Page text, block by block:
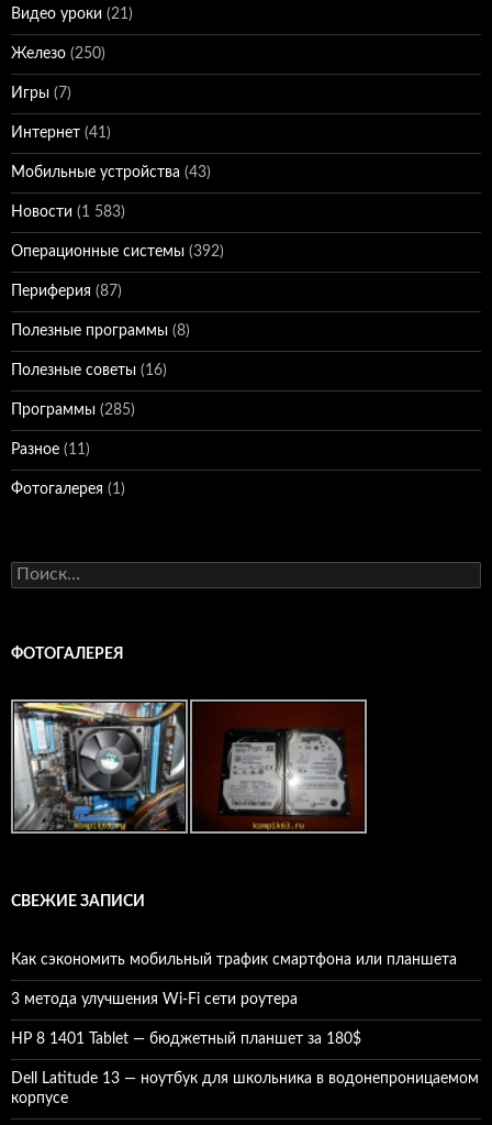
Видео уроки (21)
Железо (250)
Игры (7)
Интернет (41)
Мобильные устройства (43)
Новости (1 583)
Операционные системы (392)
Периферия (87)
Полезные программы (8)
Полезные советы (16)
Программы (285)
Разное (11)
Фотогалерея (1)
Найти:
ФОТОГАЛЕРЕЯ
СВЕЖИЕ ЗАПИСИ
Как сэкономить мобильный трафик смартфона или планшета
3 метода улучшения Wi-Fi сети роутера
HP 8 1401 Tablet — бюджетный планшет за 180$
Dell Latitude 13 — ноутбук для школьника в водонепроницаемом
корпусе